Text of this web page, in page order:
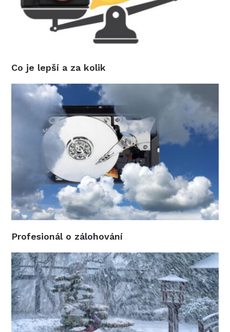
Co je lepší a za kolik
Profesionál o zálohování